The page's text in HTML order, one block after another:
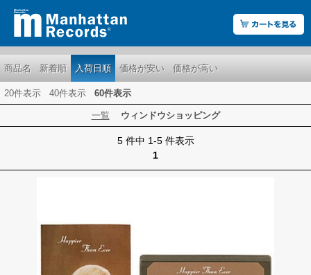
商品名 新着順 入荷日順 価格が安い 価格が高い
20件表示 40件表示 60件表示
一覧 ウィンドウショッピング
5 件中 1-5 件表示
1